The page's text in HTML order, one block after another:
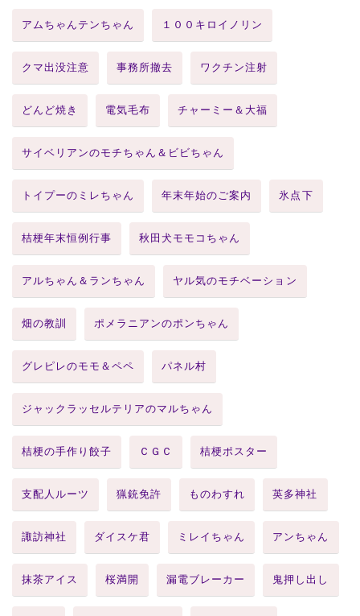
アムちゃんテンちゃん １００キロイノリン
クマ出没注意 事務所撤去 ワクチン注射
どんど焼き 電気毛布 チャーミー＆大福
サイベリアンのモチちゃん＆ビビちゃん
トイプーのミレちゃん 年末年始のご案内 氷点下
桔梗年末恒例行事 秋田犬モモコちゃん
アルちゃん＆ランちゃん ヤル気のモチベーション
畑の教訓 ポメラニアンのポンちゃん
グレピレのモモ＆ペペ パネル村
ジャックラッセルテリアのマルちゃん
桔梗の手作り餃子 ＣＧＣ 桔梗ポスター
支配人ルーツ 猟銃免許 ものわすれ 英多神社
諏訪神社 ダイスケ君 ミレイちゃん アンちゃん
抹茶アイス 桜満開 漏電ブレーカー 鬼押し出し